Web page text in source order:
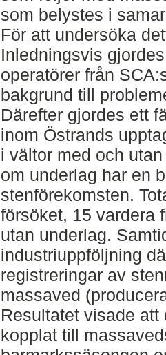
som belystes i
För att undersöka
Inledningsvis
operatörer från
bakgrund till
Därefter gjordes ett
inom Östrands
i vältor med och
om underlag har en
stenförekomsten.
försöket, 15 vardera
utan underlag.
industriuppföljning
registreringar av
massaved
Resultatet visade
kopplat till